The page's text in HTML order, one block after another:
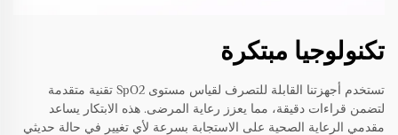
تكنولوجيا مبتكرة
تستخدم أجهزتنا القابلة للتصرف لقياس مستوى SpO2 تقنية متقدمة
لتضمن قراءات دقيقة، مما يعزز رعاية المرضى. هذه الابتكار يساعد
مقدمي الرعاية الصحية على الاستجابة بسرعة لأي تغيير في حالة حديثي